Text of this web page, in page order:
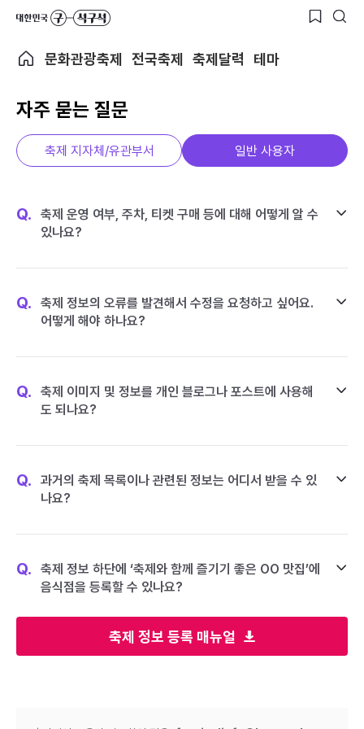
문화관광축제 전국축제 축제달력 테마
자주 묻는 질문
축제 정보 등록 매뉴얼
축제 지자체/유관부서 일반 사용자
Q.
축제 운영 여부, 주차, 티켓 구매 등에 대해 어떻게 알 수
있나요?
Q.
축제 정보의 오류를 발견해서 수정을 요청하고 싶어요.
어떻게 해야 하나요?
Q.
축제 이미지 및 정보를 개인 블로그나 포스트에 사용해
도 되나요?
Q.
과거의 축제 목록이나 관련된 정보는 어디서 받을 수 있
나요?
Q.
축제 정보 하단에 ‘축제와 함께 즐기기 좋은 OO 맛집’에
음식점을 등록할 수 있나요?